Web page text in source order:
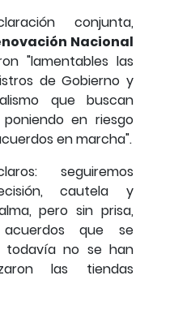
conjunta,
Nacional
"lamentables las
de Gobierno y
que buscan
en riesgo
en marcha".
seguiremos
cautela y
pero sin prisa,
que se
todavía no se han
las tiendas